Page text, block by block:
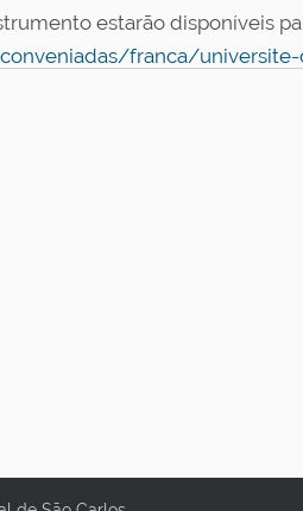
estarão disponíveis
franca/